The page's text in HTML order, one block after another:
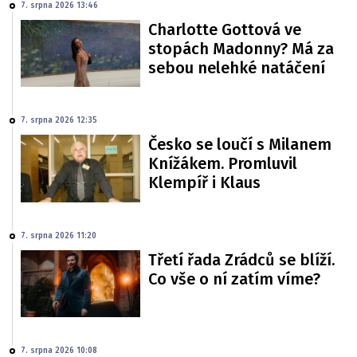
7. srpna 2026 13:46
Charlotte Gottová ve
stopách Madonny? Má za
sebou nelehké natáčení
7. srpna 2026 12:35
Česko se loučí s Milanem
Knížákem. Promluvil
Klempíř i Klaus
7. srpna 2026 11:20
Třetí řada Zrádců se blíží.
Co vše o ní zatím víme?
7. srpna 2026 10:08